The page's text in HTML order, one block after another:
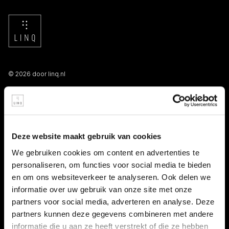
Deze website maakt gebruik van cookies
We gebruiken cookies om content en advertenties te
personaliseren, om functies voor social media te bieden
en om ons websiteverkeer te analyseren. Ook delen we
informatie over uw gebruik van onze site met onze
partners voor social media, adverteren en analyse. Deze
partners kunnen deze gegevens combineren met andere
informatie die u aan ze heeft verstrekt of die ze hebben
© 2026 door linq.nl
LINKS
Persooneelsgids uitzendkrachten
Antidiscriminatiebeleid
Klacht indienen